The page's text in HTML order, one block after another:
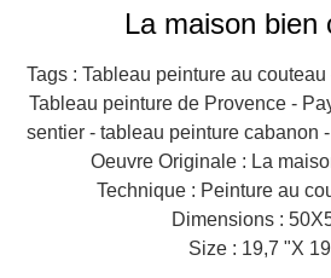
La maison bien
Tags : Tableau peinture au
Tableau peinture de Provence -
sentier - tableau peinture cabanon
Oeuvre Originale : La
Technique : Peinture au
Dimensions :
Size : 19,7 "X